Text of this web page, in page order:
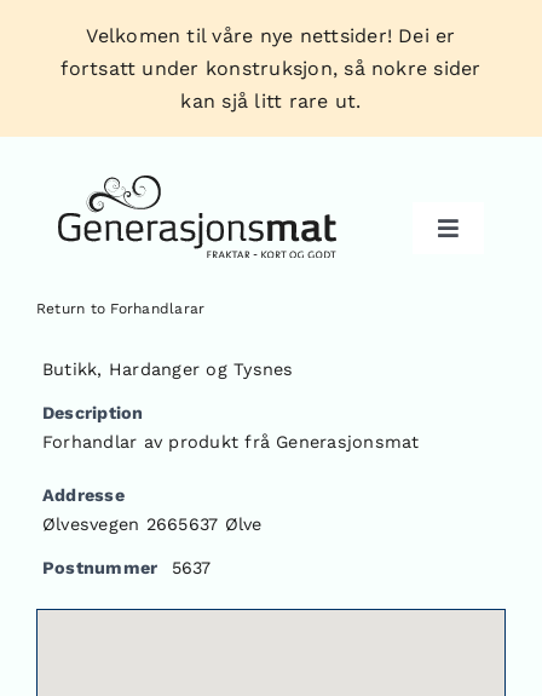
content
Velkomen til våre nye nettsider! Dei er
fortsatt under konstruksjon, så nokre sider
kan sjå litt rare ut.
Toggle
Forhandlarar
Tips & triks
Om oss
Return to Forhandlarar
Butikk, Hardanger og Tysnes
Description
Forhandlar av produkt frå Generasjonsmat
Addresse
Ølvesvegen 2665637 Ølve
Postnummer 5637